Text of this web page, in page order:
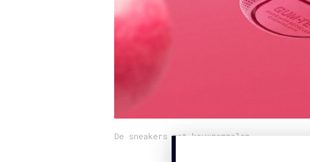
De sneakers met kauwgomzolen